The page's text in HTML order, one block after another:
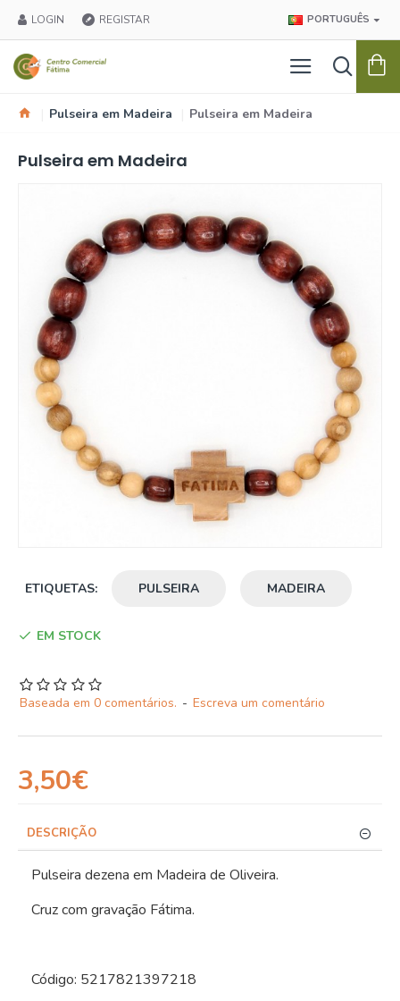
LOGIN REGISTAR PORTUGUÊS
Pulseira em Madeira Pulseira em Madeira
Pulseira em Madeira
ETIQUETAS: PULSEIRA MADEIRA
EM STOCK
Baseada em 0 comentários. - Escreva um comentário
3,50€
DESCRIÇÃO
Pulseira dezena em Madeira de Oliveira.
Cruz com gravação Fátima.
Código: 5217821397218